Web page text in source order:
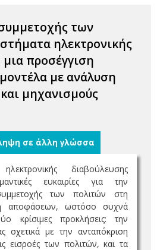
των
ηλεκτρονικής
προσέγγιση
με ανάλυση
μηχανισμούς
σε άλλη γλώσσα
διαβούλευσης
ευκαιρίες για την
των πολιτών στη
αποφάσεων, ωστόσο συχνά
κρίσιμες προκλήσεις: την
σχετικά με την ανταπόκριση
εισροές των πολιτών, και τα